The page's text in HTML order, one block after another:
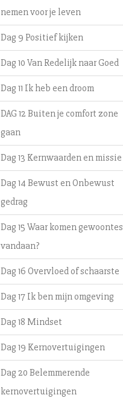
nemen voor je leven
Dag 9 Positief kijken
Dag 10 Van Redelijk naar Goed
Dag 11 Ik heb een droom
DAG 12 Buiten je comfort zone
gaan
Dag 13 Kernwaarden en missie
Dag 14 Bewust en Onbewust
gedrag
Dag 15 Waar komen gewoontes
vandaan?
Dag 16 Overvloed of schaarste
Dag 17 Ik ben mijn omgeving
Dag 18 Mindset
Dag 19 Kernovertuigingen
Dag 20 Belemmerende
kernovertuigingen